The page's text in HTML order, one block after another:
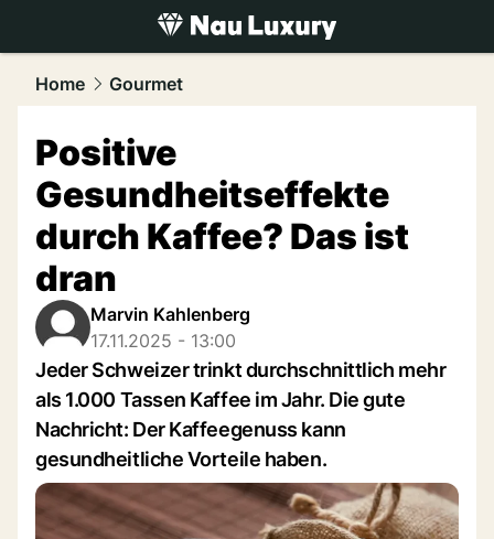
luxury.NAU.ch
Home Gourmet
Positive
Gesundheitseffekte
durch Kaffee? Das ist
dran
Marvin Kahlenberg
17.11.2025 - 13:00
Jeder Schweizer trinkt durchschnittlich mehr
als 1.000 Tassen Kaffee im Jahr. Die gute
Nachricht: Der Kaffeegenuss kann
gesundheitliche Vorteile haben.